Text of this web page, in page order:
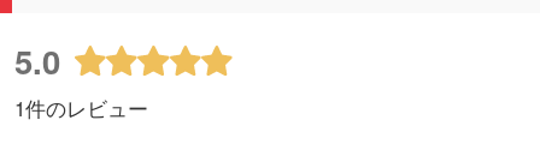
5.0
1件のレビュー